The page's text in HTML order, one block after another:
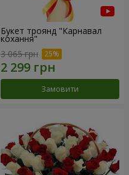
Букет троянд "Карнавал
кохання"
3 065 грн
Замовити